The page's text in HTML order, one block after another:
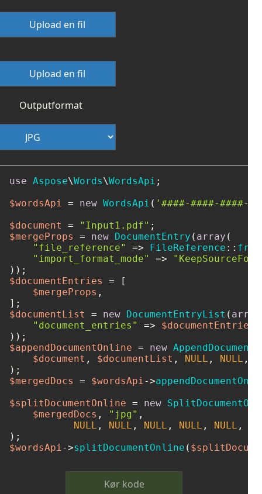
Upload en fil
Upload en fil
Outputformat
use Aspose\Words\WordsApi ;
$wordsApi = new WordsApi ( '####-####-####-
$document
= "Input1.pdf"
$mergeProps
= new DocumentEntry ( array (
"file_reference"
=> FileReference ::
"import_format_mode"
=>
$documentEntries
= [
$mergeProps ,
$documentList
= new DocumentEntryList ( array
"document_entries"
=> $documentEntries
$appendDocumentOnline = new
$document , $documentList , NULL , NULL ,
$mergedDocs
= $wordsApi->
$splitDocumentOnline = new
$mergedDocs , "jpg" ,
NULL , NULL , NULL , NULL , NULL ,
$wordsApi->splitDocumentOnline (
Kør kode